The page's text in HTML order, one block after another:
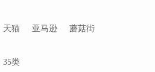
天猫 亚马逊 蘑菇街
35类